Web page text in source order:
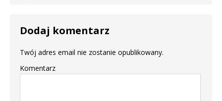
Dodaj komentarz
Twój adres email nie zostanie opublikowany.
Komentarz